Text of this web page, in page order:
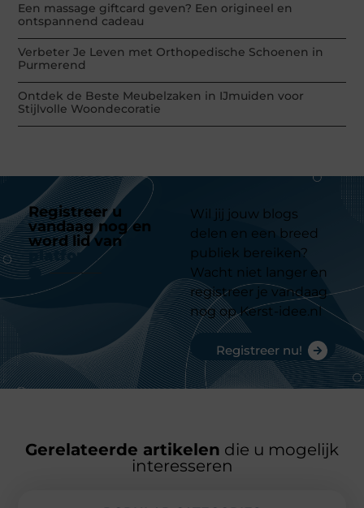
Een massage giftcard geven? Een origineel en
ontspannend cadeau
Verbeter Je Leven met Orthopedische Schoenen in
Purmerend
Ontdek de Beste Meubelzaken in IJmuiden voor
Stijlvolle Woondecoratie
Registreer u
vandaag nog en
word lid van
platform
Wil jij jouw blogs
delen en een breed
publiek bereiken?
Wacht niet langer en
registreer je vandaag
nog op Kerst-idee.nl
Registreer nu!
Gerelateerde artikelen die u mogelijk
interesseren